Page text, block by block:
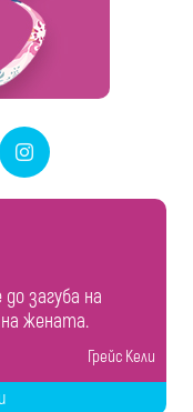
загуба на
жената.
Грейс Кели